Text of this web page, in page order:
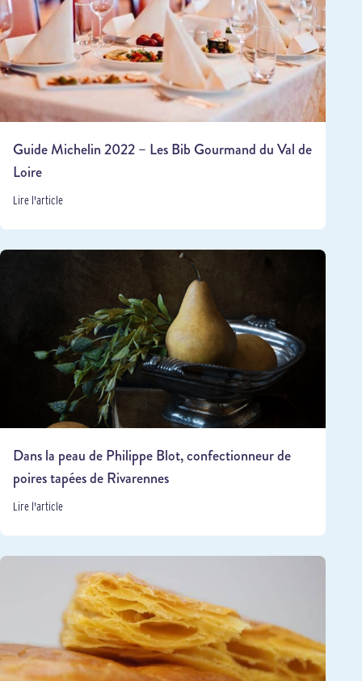
Guide Michelin 2022 – Les Bib Gourmand du Val de
Loire
Lire l'article
Dans la peau de Philippe Blot, confectionneur de
poires tapées de Rivarennes
Lire l'article